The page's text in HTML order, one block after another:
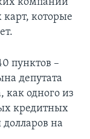
компаний
которые
пунктов –
депутата
как одного из
кредитных
на